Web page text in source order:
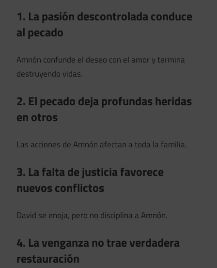
1. La pasión descontrolada conduce
al pecado
Amnón confunde el deseo con el amor y termina
destruyendo vidas.
2. El pecado deja profundas heridas
en otros
Las acciones de Amnón afectan a toda la familia.
3. La falta de justicia favorece
nuevos conflictos
David se enoja, pero no disciplina a Amnón.
4. La venganza no trae verdadera
restauración